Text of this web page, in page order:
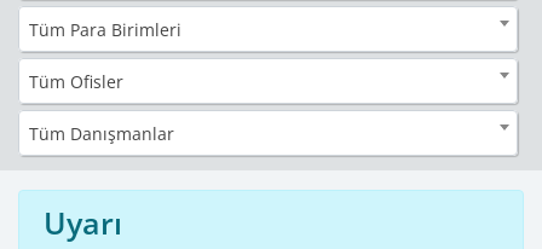
Tüm Para Birimleri
Tüm Ofisler
Tüm Danışmanlar
Uyarı